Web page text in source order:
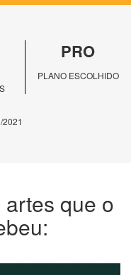
PRO
PLANO ESCOLHIDO
2021
que o